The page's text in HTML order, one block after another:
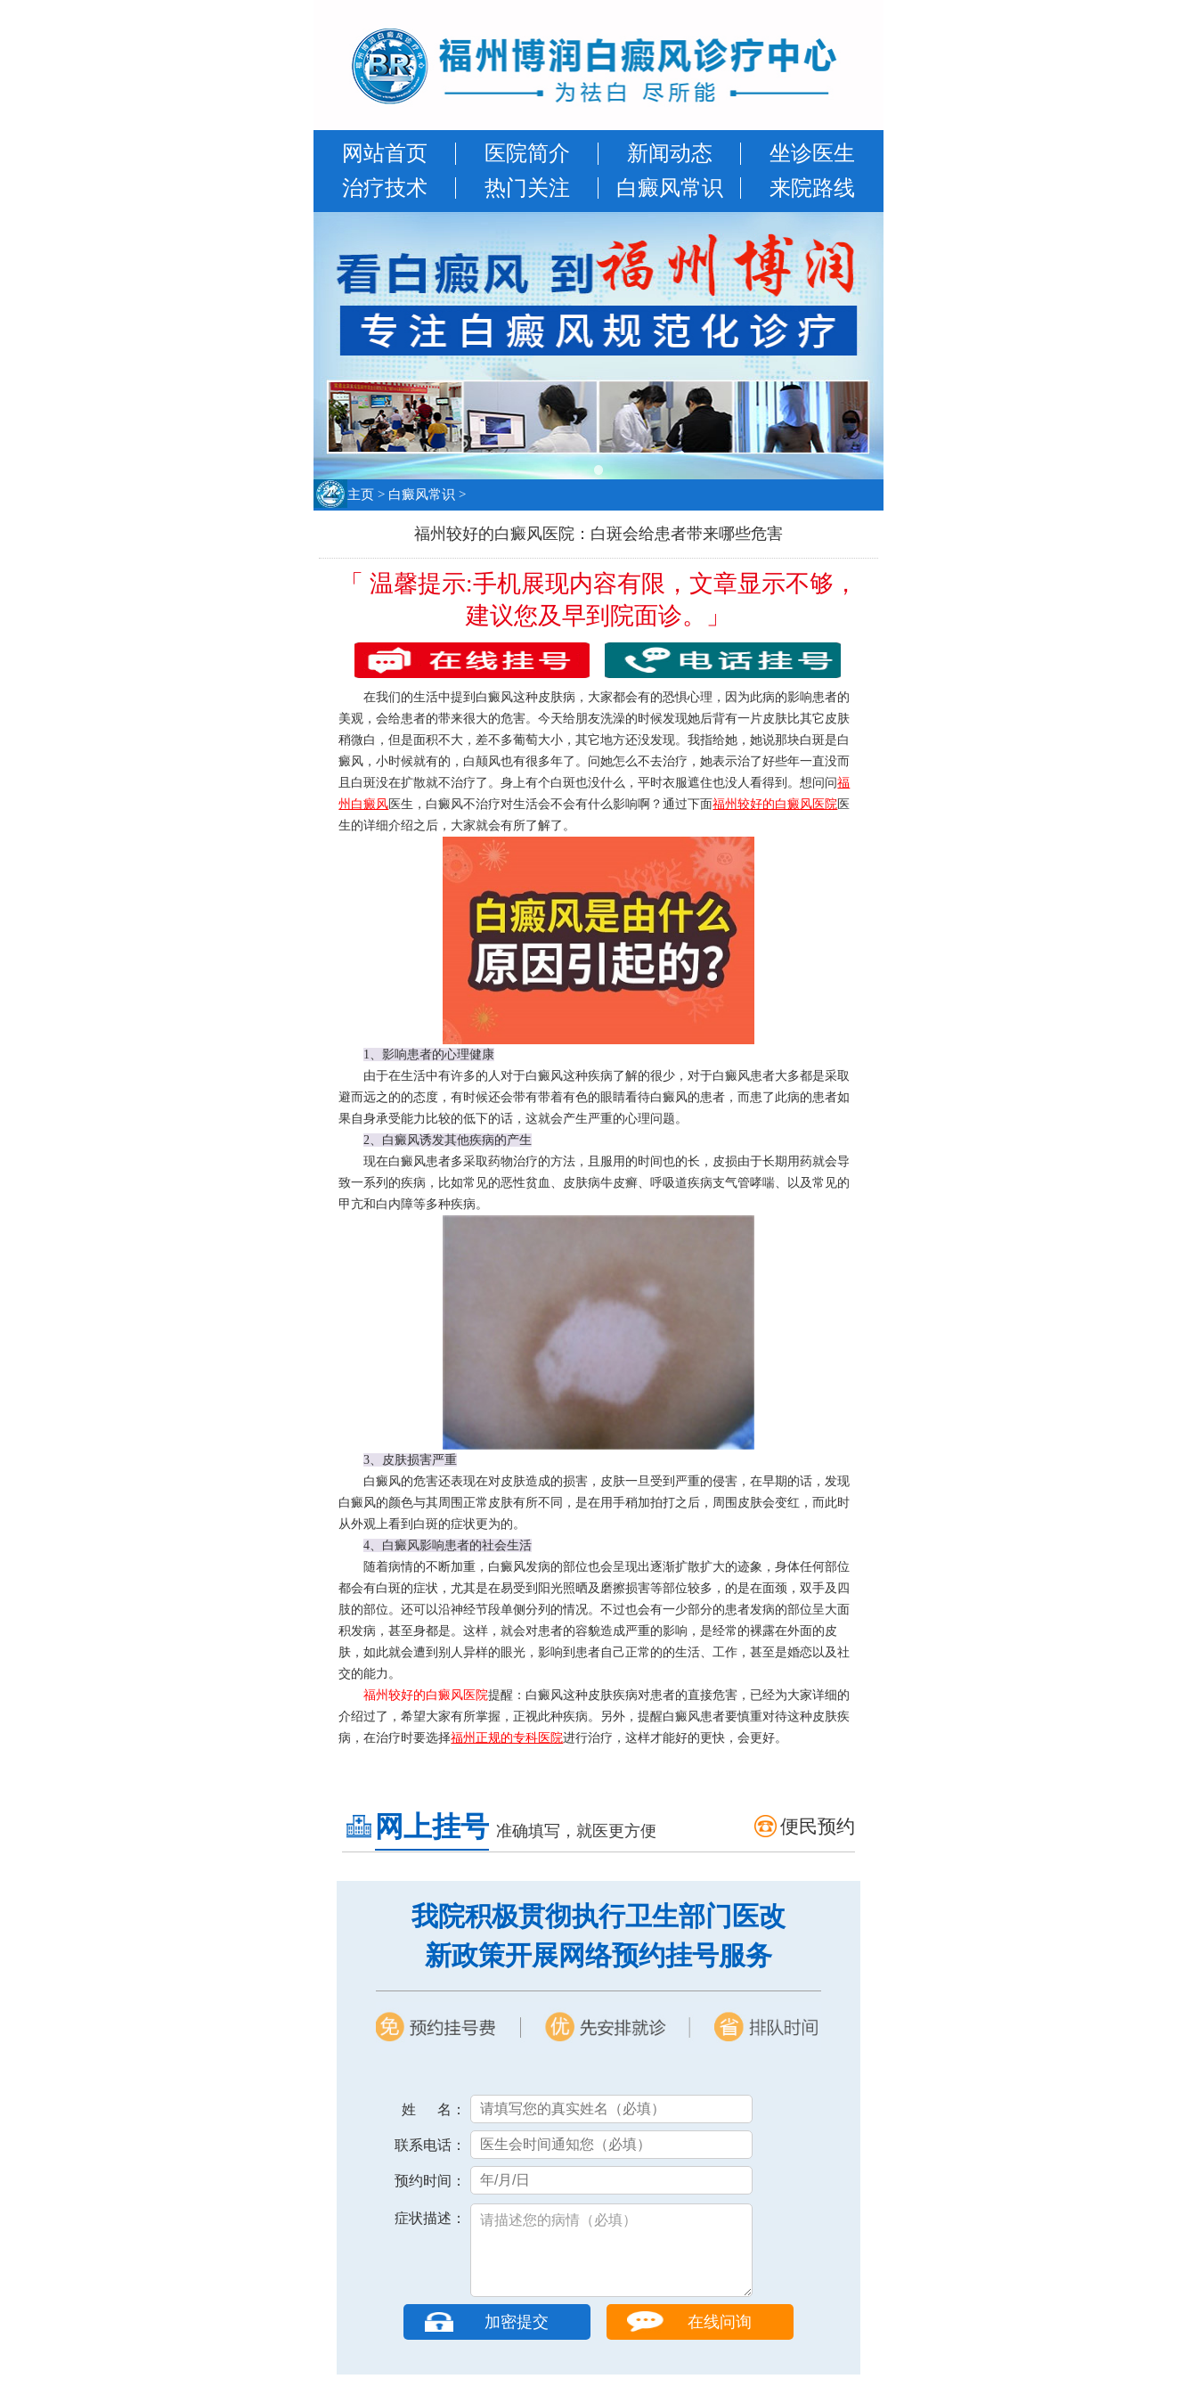
网站首页 医院简介 新闻动态
坐诊医生
治疗技术
热门关注 白癜风常识 来院路线
主页 > 白癜风常识 >
福州较好的白癜风医院：白斑会给患者带来哪些危害
「 温馨提示:手机展现内容有限，文章显示不够，
建议您及早到院面诊。」
在我们的生活中提到白癜风这种皮肤病，大家都会有的恐惧心理，因为此病的影响患者的
美观，会给患者的带来很大的危害。今天给朋友洗澡的时候发现她后背有一片皮肤比其它皮肤
稍微白，但是面积不大，差不多葡萄大小，其它地方还没发现。我指给她，她说那块白斑是白
癜风，小时候就有的，白颠风也有很多年了。问她怎么不去治疗，她表示治了好些年一直没而
且白斑没在扩散就不治疗了。身上有个白斑也没什么，平时衣服遮住也没人看得到。想问问福
州白癜风 医生，白癜风不治疗对生活会不会有什么影响啊？通过下面福州较好的白癜风医院 医
生的详细介绍之后，大家就会有所了解了。
1、影响患者的心理健康
由于在生活中有许多的人对于白癜风这种疾病了解的很少，对于白癜风患者大多都是采取
避而远之的的态度，有时候还会带有带着有色的眼睛看待白癜风的患者，而患了此病的患者如
果自身承受能力比较的低下的话，这就会产生严重的心理问题。
2、白癜风诱发其他疾病的产生
现在白癜风患者多采取药物治疗的方法，且服用的时间也的长，皮损由于长期用药就会导
致一系列的疾病，比如常见的恶性贫血、皮肤病牛皮癣、呼吸道疾病支气管哮喘、以及常见的
甲亢和白内障等多种疾病。
3、皮肤损害严重
白癜风的危害还表现在对皮肤造成的损害，皮肤一旦受到严重的侵害，在早期的话，发现
白癜风的颜色与其周围正常皮肤有所不同，是在用手稍加拍打之后，周围皮肤会变红，而此时
从外观上看到白斑的症状更为的。
4、白癜风影响患者的社会生活
随着病情的不断加重，白癜风发病的部位也会呈现出逐渐扩散扩大的迹象，身体任何部位
都会有白斑的症状，尤其是在易受到阳光照晒及磨擦损害等部位较多，的是在面颈，双手及四
肢的部位。还可以沿神经节段单侧分列的情况。不过也会有一少部分的患者发病的部位呈大面
积发病，甚至身都是。这样，就会对患者的容貌造成严重的影响，是经常的裸露在外面的皮
肤，如此就会遭到别人异样的眼光，影响到患者自己正常的的生活、工作，甚至是婚恋以及社
交的能力。
福州较好的白癜风医院提醒：白癜风这种皮肤疾病对患者的直接危害，已经为大家详细的
介绍过了，希望大家有所掌握，正视此种疾病。另外，提醒白癜风患者要慎重对待这种皮肤疾
病，在治疗时要选择福州正规的专科医院进行治疗，这样才能好的更快，会更好。
网上挂号 准确填写，就医更方便 便民预约
我院积极贯彻执行卫生部门医改
新政策开展网络预约挂号服务
姓 名：
联系电话：
预约时间：
症状描述：
在线问询